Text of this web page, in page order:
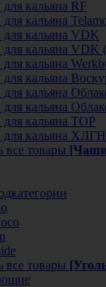
кальяна RF
кальяна
кальяна VDK
кальяна VDK
кальяна
кальяна
кальяна
кальяна
кальяна ТОР
кальяна ХЛГН
все товары
все товары